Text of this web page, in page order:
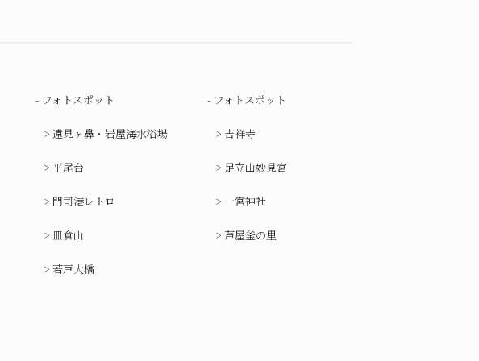
フォトスポット
遠見ヶ鼻・岩屋海水浴場
平尾台
門司港レトロ
皿倉山
若戸大橋
フォトスポット
吉祥寺
足立山妙見宮
一宮神社
芦屋釜の里